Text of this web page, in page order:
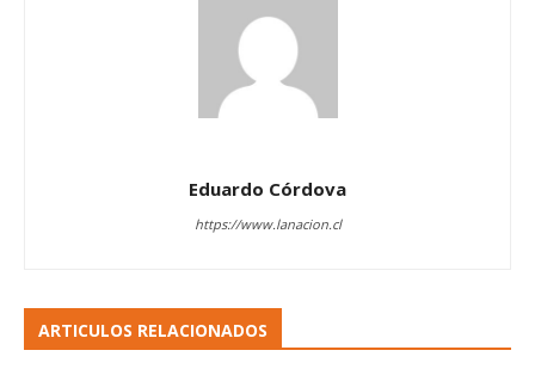
Eduardo Córdova
https://www.lanacion.cl
ARTICULOS RELACIONADOS